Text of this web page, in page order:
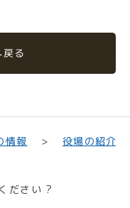
る
情報 役場の紹介
ださい ?